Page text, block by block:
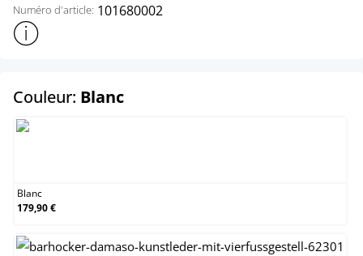
Numéro d'article: 101680002
Afficher plus d'informations sur le produit
Couleur: Blancselect
Blanc
179,90 €